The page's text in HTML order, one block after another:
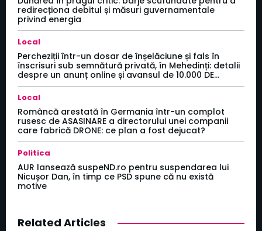
redirecționa debitul și măsuri guvernamentale
privind energia
Local
Percheziții într-un dosar de înșelăciune și fals în
înscrisuri sub semnătură privată, în Mehedinți: detalii
despre un anunț online și avansul de 10.000 DE...
Local
Româncă arestată în Germania într-un complot
rusesc de ASASINARE a directorului unei companii
care fabrică DRONE: ce plan a fost dejucat?
Politica
AUR lansează suspeND.ro pentru suspendarea lui
Nicușor Dan, în timp ce PSD spune că nu există
motive
Related Articles